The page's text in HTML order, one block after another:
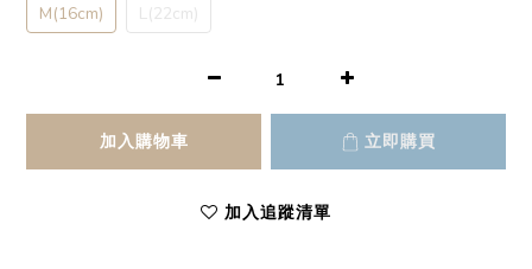
M(16cm) L(22cm)
加入購物車 立即購買
加入追蹤清單